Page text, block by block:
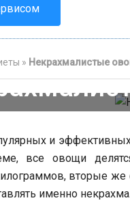
» Некрахмалистые
и
все овощи
вторые же
именно